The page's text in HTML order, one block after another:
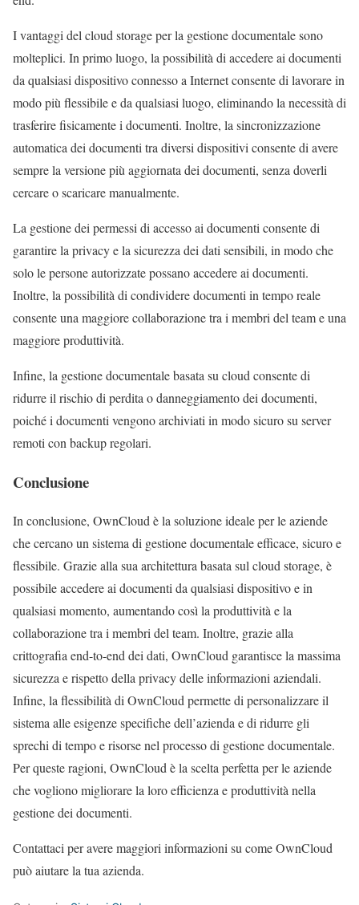
I vantaggi del cloud storage per la gestione documentale sono
molteplici. In primo luogo, la possibilità di accedere ai documenti
da qualsiasi dispositivo connesso a Internet consente di lavorare in
modo più flessibile e da qualsiasi luogo, eliminando la necessità di
trasferire fisicamente i documenti. Inoltre, la sincronizzazione
automatica dei documenti tra diversi dispositivi consente di avere
sempre la versione più aggiornata dei documenti, senza doverli
cercare o scaricare manualmente.
La gestione dei permessi di accesso ai documenti consente di
garantire la privacy e la sicurezza dei dati sensibili, in modo che
solo le persone autorizzate possano accedere ai documenti.
Inoltre, la possibilità di condividere documenti in tempo reale
consente una maggiore collaborazione tra i membri del team e una
maggiore produttività.
Infine, la gestione documentale basata su cloud consente di
ridurre il rischio di perdita o danneggiamento dei documenti,
poiché i documenti vengono archiviati in modo sicuro su server
remoti con backup regolari.
Conclusione
In conclusione, OwnCloud è la soluzione ideale per le aziende
che cercano un sistema di gestione documentale efficace, sicuro e
flessibile. Grazie alla sua architettura basata sul cloud storage, è
possibile accedere ai documenti da qualsiasi dispositivo e in
qualsiasi momento, aumentando così la produttività e la
collaborazione tra i membri del team. Inoltre, grazie alla
crittografia end-to-end dei dati, OwnCloud garantisce la massima
sicurezza e rispetto della privacy delle informazioni aziendali.
Infine, la flessibilità di OwnCloud permette di personalizzare il
sistema alle esigenze specifiche dell’azienda e di ridurre gli
sprechi di tempo e risorse nel processo di gestione documentale.
Per queste ragioni, OwnCloud è la scelta perfetta per le aziende
che vogliono migliorare la loro efficienza e produttività nella
gestione dei documenti.
Contattaci per avere maggiori informazioni su come OwnCloud
può aiutare la tua azienda.